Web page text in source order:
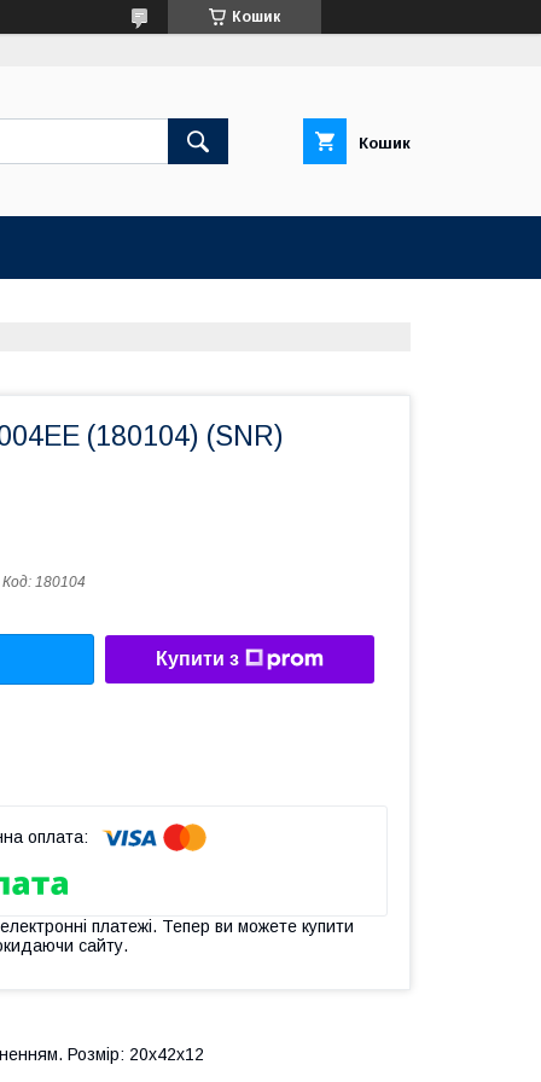
Кошик
Кошик
(180104) (SNR)
Код: 180104
Купити з
платежі. Тепер ви можете купити
сайту.
Розмір: 20х42х12